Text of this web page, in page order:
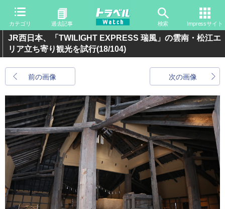
カテゴリ 過去記事 検索 Impressサイト
JR西日本、「TWILIGHT EXPRESS 瑞風」の雲南・松江エ
リア立ち寄り観光を試行(18/104)
前の画像 次の画像